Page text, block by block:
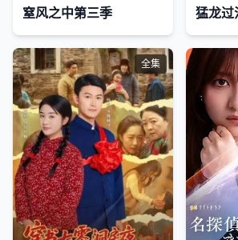
窒风之中第三季 猛龙过
全集